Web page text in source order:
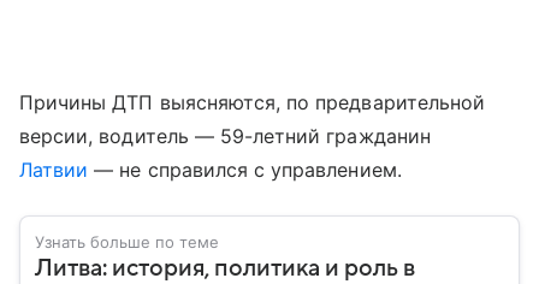
Причины ДТП выясняются, по предварительной
версии, водитель — 59-летний гражданин
Латвии — не справился с управлением.
Узнать больше по теме
Литва: история, политика и роль в